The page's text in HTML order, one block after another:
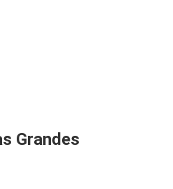
Grandes